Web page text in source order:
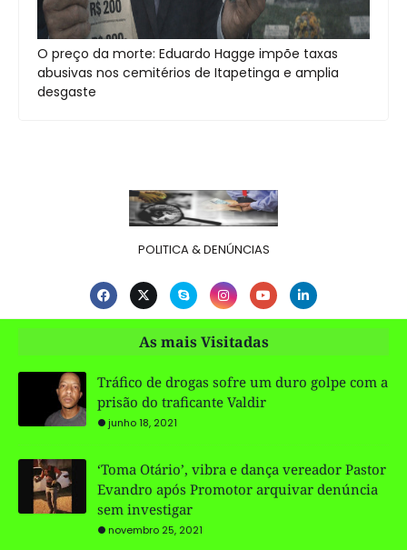
O preço da morte: Eduardo Hagge impõe taxas
abusivas nos cemitérios de Itapetinga e amplia
desgaste
POLITICA & DENÚNCIAS
As mais Visitadas
Tráfico de drogas sofre um duro golpe com a
prisão do traficante Valdir
junho 18, 2021
‘Toma Otário’, vibra e dança vereador Pastor
Evandro após Promotor arquivar denúncia
sem investigar
novembro 25, 2021